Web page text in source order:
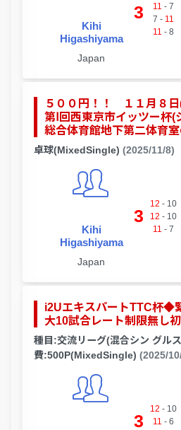
Kihi
Higashiyama
Japan
3
11 - 7
7 - 11
11 - 8
５００円！！ １１月８日
第Ⅰ回西東京市イッツー杯(
総合体育館地下第二体育
卓球(MixedSingle) (2025/11/8)
Kihi
Higashiyama
Japan
3
12 - 10
12 - 10
11 - 7
i2UエキスパートTTC杯◆
大10試合レート制限無し
種目:交流リーグ(混合シン グル
費:500P(MixedSingle) (2025/
3
12 - 10
11 - 6